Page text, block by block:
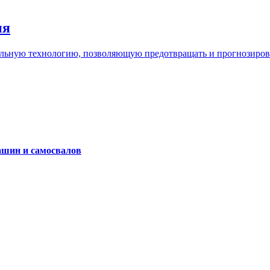
технологию, позволяющую предотвращать и
и самосвалов